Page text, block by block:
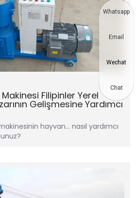
Makinesi Filipinler Yerel
Gelişmesine Yardımcı
hayvan… nasıl yardımcı
Whatsapp
Email
Wechat
Chat